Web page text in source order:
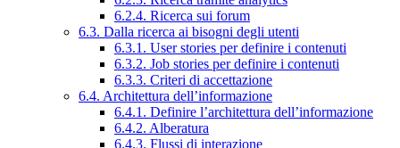
6.2.4. Ricerca sui forum
6.3. Dalla ricerca ai bisogni degli utenti
6.3.1. User stories per definire i contenuti
6.3.2. Job stories per definire i contenuti
6.3.3. Criteri di accettazione
6.4. Architettura dell’informazione
6.4.1. Definire l’architettura dell’informazione
6.4.2. Alberatura
6.4.3. Flussi di interazione